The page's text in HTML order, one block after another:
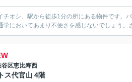
チオシ。駅から徒歩1分の所にある物件です
においてあまり不便さを感じないでしょう。
谷区恵比寿西
ス代官山 4階